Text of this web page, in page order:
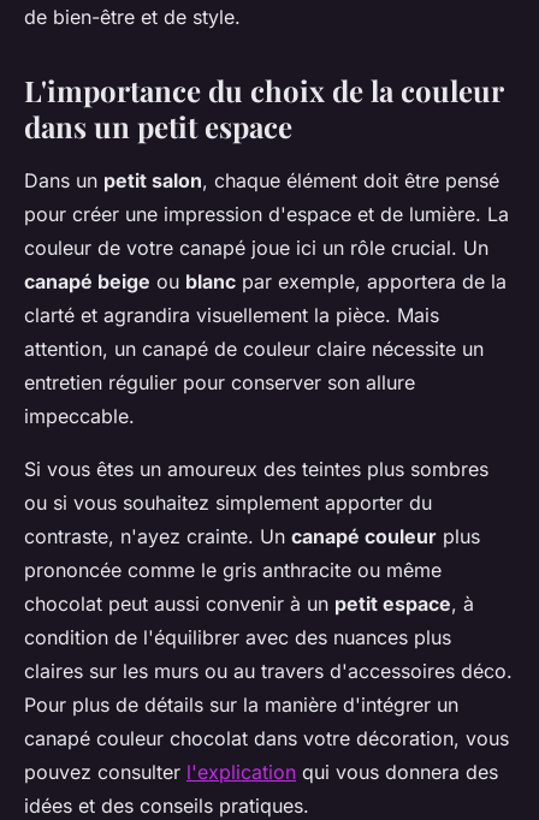
de bien-être et de style.
L'importance du choix de la couleur
dans un petit espace
Dans un petit salon, chaque élément doit être pensé
pour créer une impression d'espace et de lumière. La
couleur de votre canapé joue ici un rôle crucial. Un
canapé beige ou blanc par exemple, apportera de la
clarté et agrandira visuellement la pièce. Mais
attention, un canapé de couleur claire nécessite un
entretien régulier pour conserver son allure
impeccable.
Si vous êtes un amoureux des teintes plus sombres
ou si vous souhaitez simplement apporter du
contraste, n'ayez crainte. Un canapé couleur plus
prononcée comme le gris anthracite ou même
chocolat peut aussi convenir à un petit espace, à
condition de l'équilibrer avec des nuances plus
claires sur les murs ou au travers d'accessoires déco.
Pour plus de détails sur la manière d'intégrer un
canapé couleur chocolat dans votre décoration, vous
pouvez consulter l'explication qui vous donnera des
idées et des conseils pratiques.